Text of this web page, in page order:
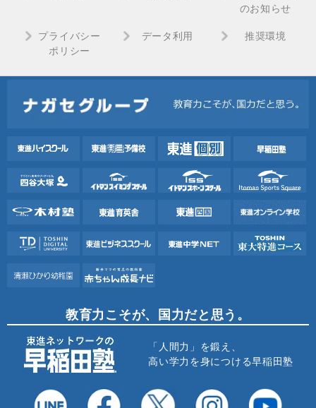
のお知らせ
プライバシー
ポリシー
データ利用 推奨環境
教育力こそが、国力だと思う。
「人間力」を鍛え、
高い学力を身につける早稲田塾